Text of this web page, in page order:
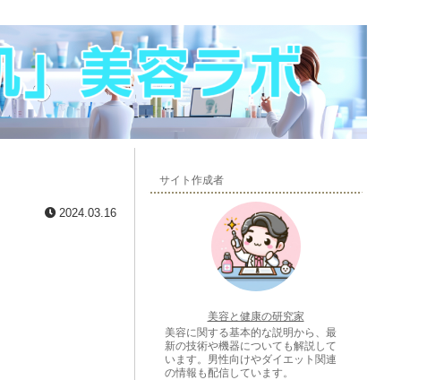
2024.03.16
サイト作成者
美容と健康の研究家
美容に関する基本的な説明から、最
新の技術や機器についても解説して
います。男性向けやダイエット関連
の情報も配信しています。